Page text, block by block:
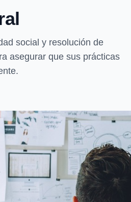
social y resolución de
asegurar que sus prácticas